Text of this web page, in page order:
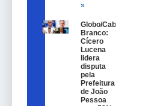
»
Globo/Cabo
Branco:
Cícero
Lucena
lidera
disputa
pela
Prefeitura
de João
Pessoa